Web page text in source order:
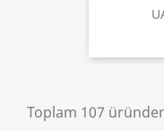
Toplam 107